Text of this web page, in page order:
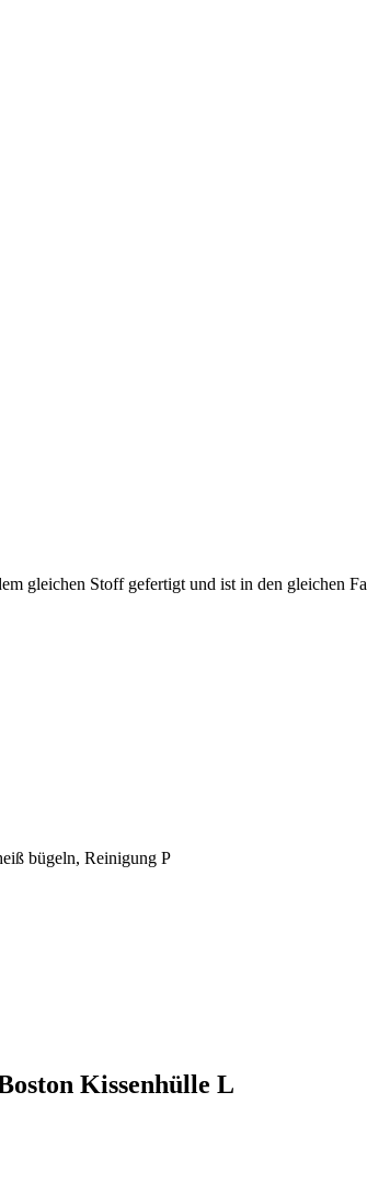
gleichen Stoff gefertigt und ist in den gleichen
bügeln, Reinigung P
Kissenhülle L